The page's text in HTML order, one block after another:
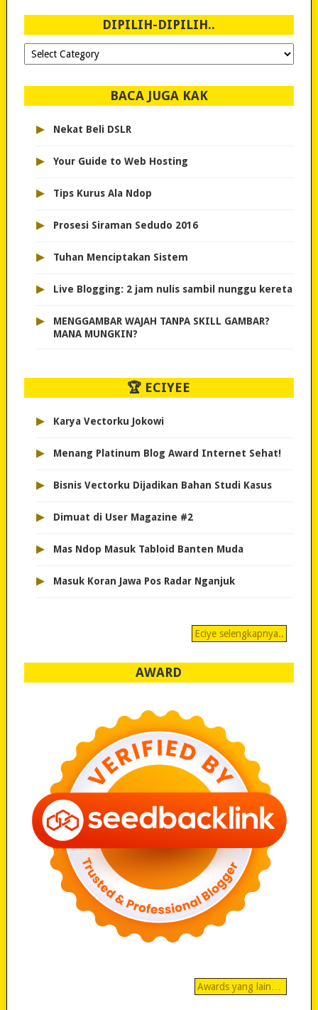
DIPILIH-DIPILIH..
Dipilih-
dipilih..
BACA JUGA KAK
▸ Nekat Beli DSLR
▸ Your Guide to Web Hosting
▸ Tips Kurus Ala Ndop
▸ Prosesi Siraman Sedudo 2016
▸ Tuhan Menciptakan Sistem
▸ Live Blogging: 2 jam nulis sambil nunggu kereta
▸
MENGGAMBAR WAJAH TANPA SKILL GAMBAR?
MANA MUNGKIN?
🏆 ECIYEE
▸ Karya Vectorku Jokowi
▸ Menang Platinum Blog Award Internet Sehat!
▸ Bisnis Vectorku Dijadikan Bahan Studi Kasus
▸ Dimuat di User Magazine #2
▸ Mas Ndop Masuk Tabloid Banten Muda
▸ Masuk Koran Jawa Pos Radar Nganjuk
Eciye selengkapnya..
AWARD
Awards yang lain…